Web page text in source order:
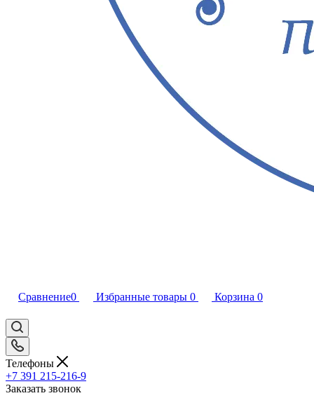
Сравнение0 Избранные товары 0 Корзина 0
Телефоны
+7 391 215-216-9
Заказать звонок